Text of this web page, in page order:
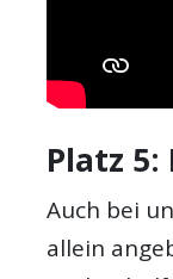
Platz 5:
Auch bei
allein